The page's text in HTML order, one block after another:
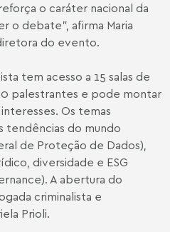
o caráter nacional da
o debate”, afirma Maria
do evento.
tem acesso a 15 salas de
palestrantes e pode montar
Os temas
tendências do mundo
de Proteção de Dados),
diversidade e ESG
A abertura do
criminalista e
Prioli.